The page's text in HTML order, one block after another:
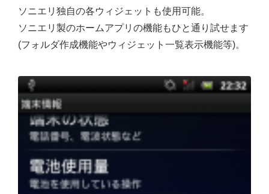
ソニエリ独自の各ウィジェットも使用可能。
ソニエリ製のホームアプリの機能もひと通り試せます
(フォルダ作成機能やウィジェット一覧表示機能等)。